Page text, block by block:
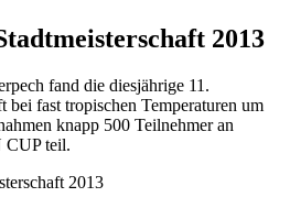
2013
fand die diesjährige 11.
bei fast tropischen Temperaturen um
knapp 500 Teilnehmer an
CUP teil.